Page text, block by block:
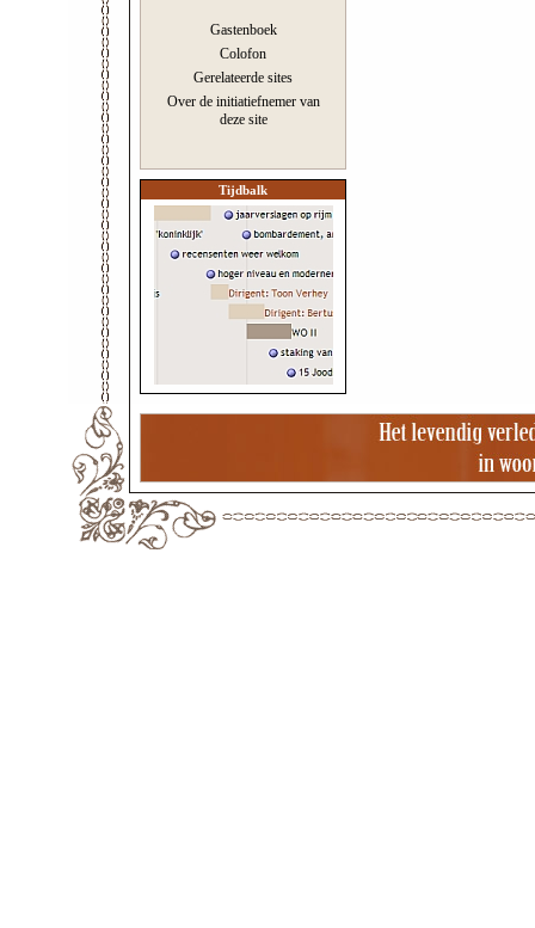
Gastenboek
Colofon
Gerelateerde sites
Over de initiatiefnemer van
deze site
Tijdbalk